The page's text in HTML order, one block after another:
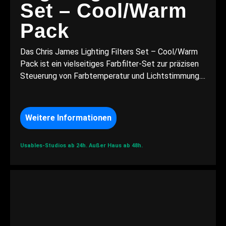
Set – Cool/Warm
Pack
Das Chris James Lighting Filters Set – Cool/Warm
Pack ist ein vielseitiges Farbfilter-Set zur präzisen
Steuerung von Farbtemperatur und Lichtstimmung....
Weitere Informationen
Usables-Studios ab 24h. Außer Haus ab 48h.